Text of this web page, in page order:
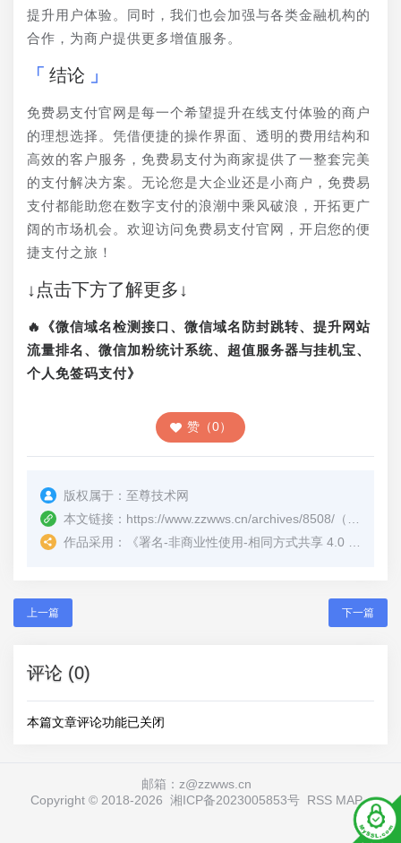
提升用户体验。同时，我们也会加强与各类金融机构的
合作，为商户提供更多增值服务。
结论
免费易支付官网是每一个希望提升在线支付体验的商户
的理想选择。凭借便捷的操作界面、透明的费用结构和
高效的客户服务，免费易支付为商家提供了一整套完美
的支付解决方案。无论您是大企业还是小商户，免费易
支付都能助您在数字支付的浪潮中乘风破浪，开拓更广
阔的市场机会。欢迎访问免费易支付官网，开启您的便
捷支付之旅！
↓点击下方了解更多↓
🔥《微信域名检测接口、微信域名防封跳转、提升网站
流量排名、微信加粉统计系统、超值服务器与挂机宝、
个人免签码支付》
赞（0）
版权属于： 至尊技术网
本文链接： https://www.zzwws.cn/archives/8508/ （转载时请注明本文出处及文章链接）
作品采用：
《署名-非商业性使用-相同方式共享 4.0 国际 (CC BY-NC-SA 4.0)
上一篇 下一篇
评论 (0)
本篇文章评论功能已关闭
邮箱：z@zzwws.cn
Copyright © 2018-2026 湘ICP备2023005853号 RSS MAP